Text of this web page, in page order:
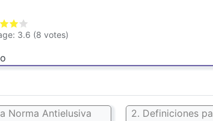
3.6 (8 votes)
Norma Antielusiva
2. Definiciones